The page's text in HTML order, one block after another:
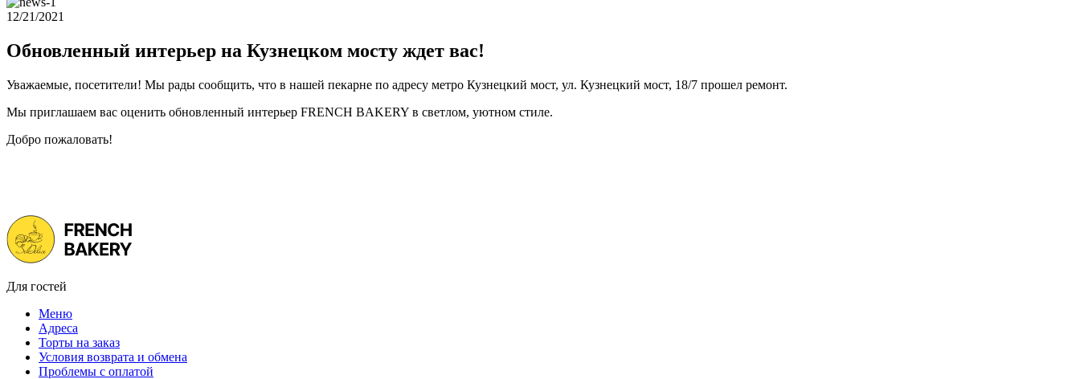
12/21/2021
Обновленный интерьер на Кузнецком мосту ждет вас!
Уважаемые, посетители! Мы рады сообщить, что в нашей пекарне по адресу метро Кузнецкий мост, ул. Кузнецкий мост, 18/7 прошел ремонт.
Мы приглашаем вас оценить обновленный интерьер FRENCH BAKERY в светлом, уютном стиле.
Добро пожаловать!
Для гостей
Меню
Адреса
Торты на заказ
Условия возврата и обмена
Проблемы с оплатой